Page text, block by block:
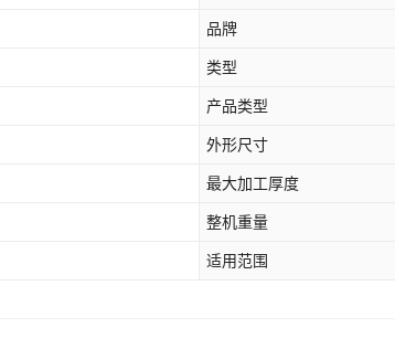
品牌
类型
产品类型
外形尺寸
最大加工厚度
整机重量
适用范围